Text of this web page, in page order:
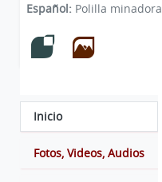
Español: Polilla minadora
Inicio
Fotos, Videos, Audios